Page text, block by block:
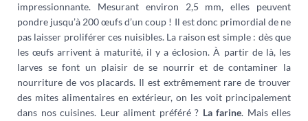
impressionnante. Mesurant environ 2,5 mm, elles peuvent
pondre jusqu’à 200 œufs d’un coup ! Il est donc primordial de ne
pas laisser proliférer ces nuisibles. La raison est simple : dès que
les œufs arrivent à maturité, il y a éclosion. À partir de là, les
larves se font un plaisir de se nourrir et de contaminer la
nourriture de vos placards. Il est extrêmement rare de trouver
des mites alimentaires en extérieur, on les voit principalement
dans nos cuisines. Leur aliment préféré ? La farine. Mais elles